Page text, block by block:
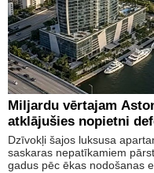
Miljardu vērtajam
atklājušies nopietni
Dzīvokļi šajos luksusa
saskaras nepatīkamiem
gadus pēc ēkas nodošanas